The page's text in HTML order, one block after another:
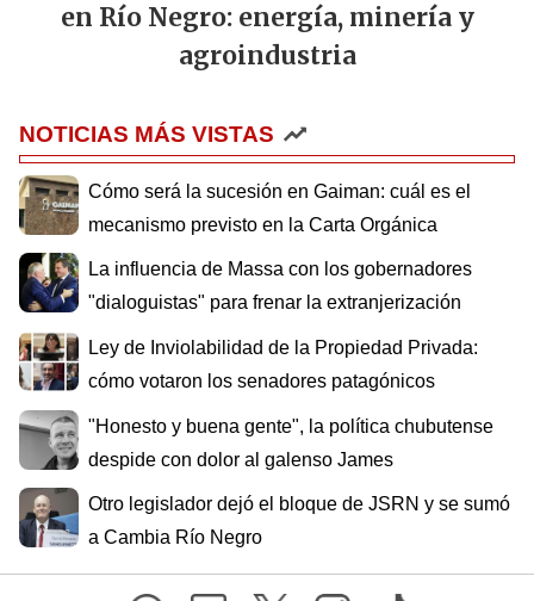
en Río Negro: energía, minería y
agroindustria
NOTICIAS MÁS VISTAS
Cómo será la sucesión en Gaiman: cuál es el
mecanismo previsto en la Carta Orgánica
La influencia de Massa con los gobernadores
"dialoguistas" para frenar la extranjerización
Ley de Inviolabilidad de la Propiedad Privada:
cómo votaron los senadores patagónicos
"Honesto y buena gente", la política chubutense
despide con dolor al galenso James
Otro legislador dejó el bloque de JSRN y se sumó
a Cambia Río Negro